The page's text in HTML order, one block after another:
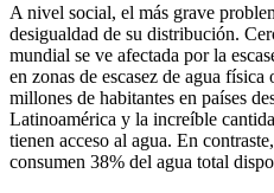
A nivel social, el más grave
desigualdad de su distribución.
mundial se ve afectada por la
en zonas de escasez de agua
millones de habitantes en países
Latinoamérica y la increíble
tienen acceso al agua. En
consumen 38% del agua total